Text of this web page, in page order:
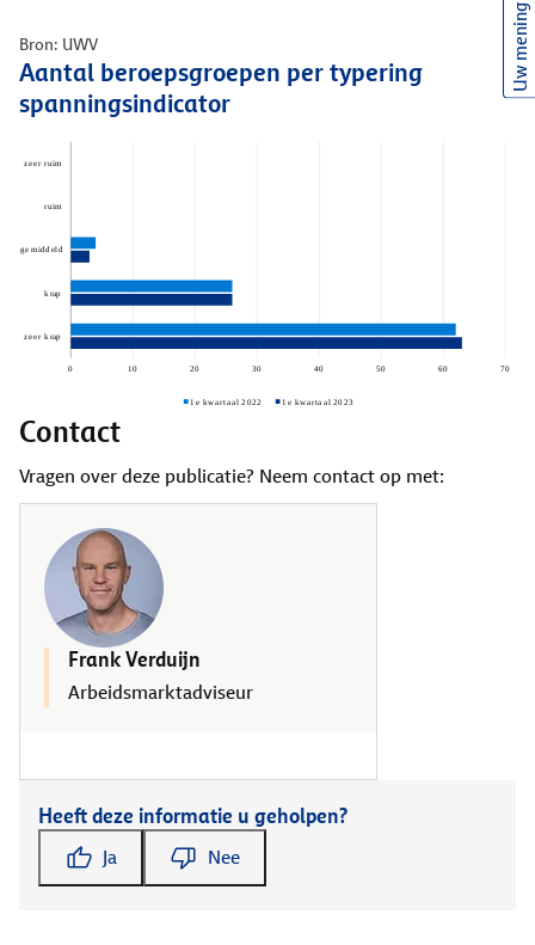
Bron: UWV
Aantal beroepsgroepen per typering
spanningsindicator
Contact
Vragen over deze publicatie? Neem contact op met:
Frank Verduijn
Arbeidsmarktadviseur
Heeft deze informatie u geholpen?
Ja Nee
Uw mening